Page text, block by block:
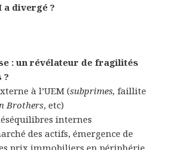
a divergé ?
: un révélateur de fragilités
?
à l’UEM (subprimes,faillite
Brothers, etc)
internes
des actifs, émergence de
prix immobiliers en périphérie